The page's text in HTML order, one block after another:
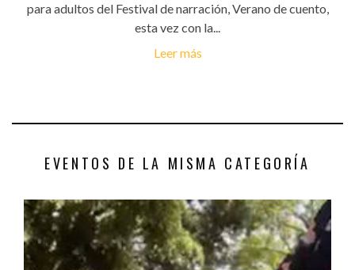
para adultos del Festival de narración, Verano de cuento,
esta vez con la...
Leer más
EVENTOS DE LA MISMA CATEGORÍA